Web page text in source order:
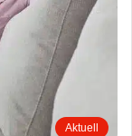
Aktuell